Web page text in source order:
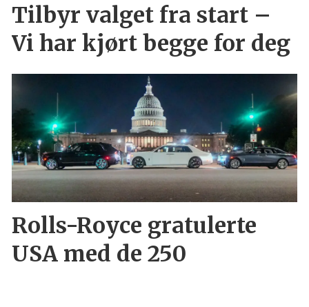
Tilbyr valget fra start –
Vi har kjørt begge for deg
Rolls-Royce gratulerte
USA med de 250